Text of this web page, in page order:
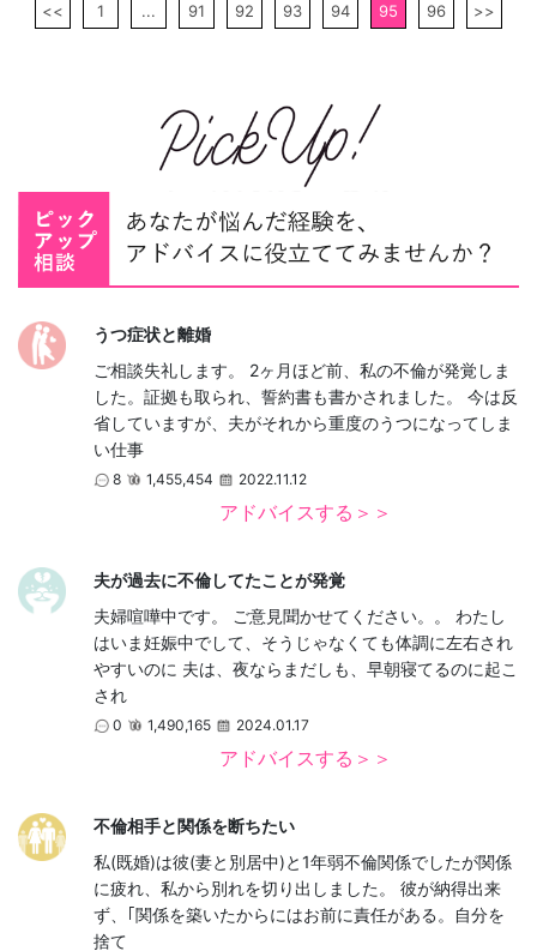
<< 1 ... 91 92 93 94 95 96 >>
うつ症状と離婚
ご相談失礼します。 2ヶ月ほど前、私の不倫が発覚しま
した。証拠も取られ、誓約書も書かされました。 今は反
省していますが、夫がそれから重度のうつになってしま
い仕事
8 1,455,454 2022.11.12
アドバイスする＞＞
夫が過去に不倫してたことが発覚
夫婦喧嘩中です。 ご意見聞かせてください。。 わたし
はいま妊娠中でして、そうじゃなくても体調に左右され
やすいのに 夫は、夜ならまだしも、早朝寝てるのに起こ
され
0 1,490,165 2024.01.17
アドバイスする＞＞
不倫相手と関係を断ちたい
私(既婚)は彼(妻と別居中)と1年弱不倫関係でしたが関係
に疲れ、私から別れを切り出しました。 彼が納得出来
ず、｢関係を築いたからにはお前に責任がある。自分を
捨て